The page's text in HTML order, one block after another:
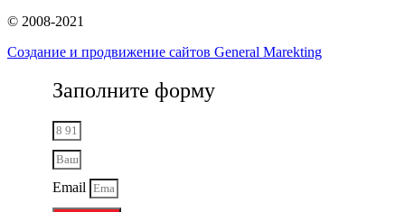
© 2008-2021
Создание и продвижение сайтов General Marekting
Заполните форму
Email